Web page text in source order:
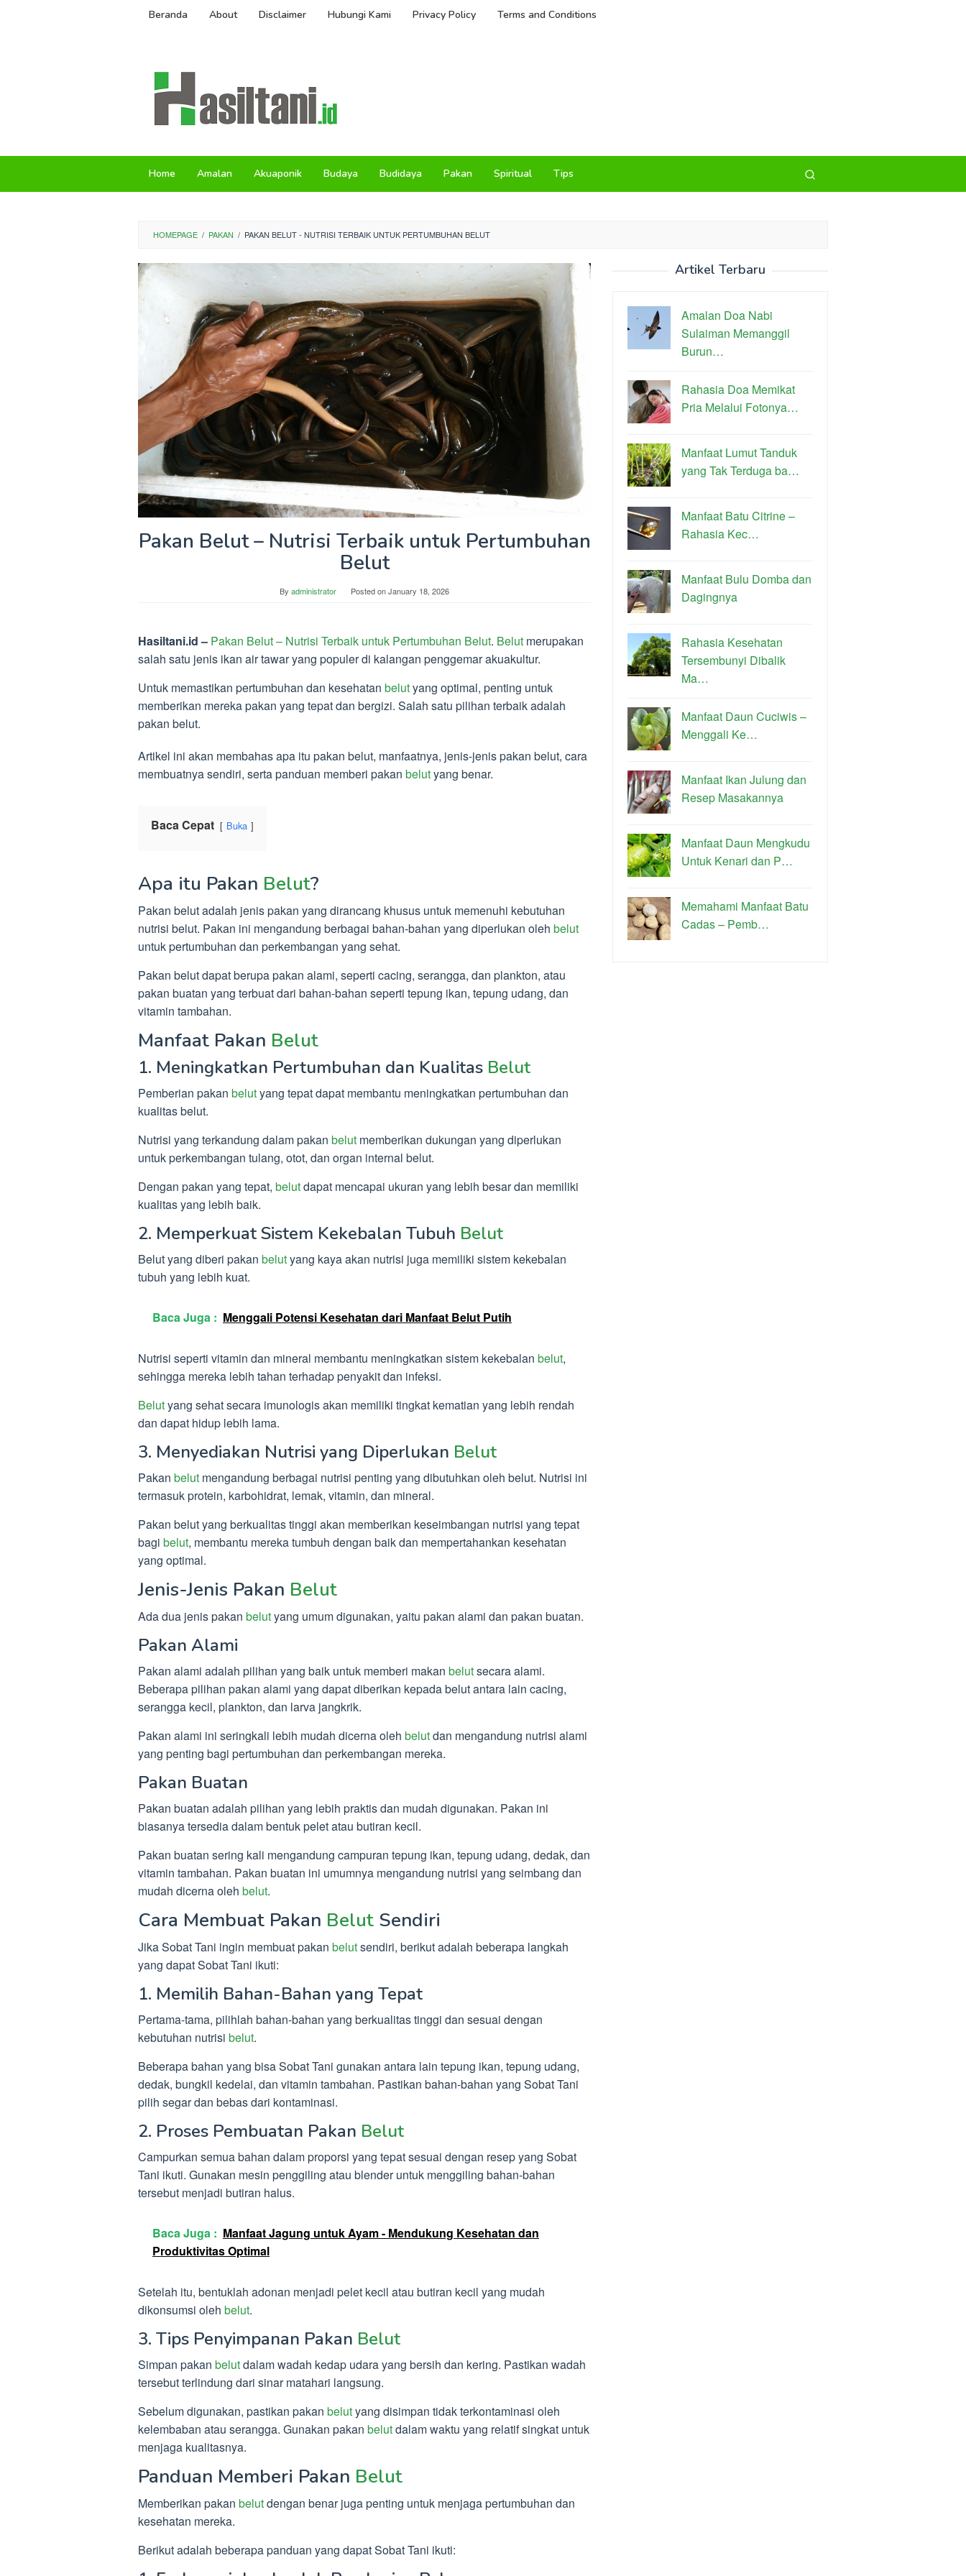
Beranda About Disclaimer Hubungi Kami Privacy Policy Terms and Conditions
Home Amalan Akuaponik Budaya Budidaya Pakan Spiritual Tips
HOMEPAGE / PAKAN / PAKAN BELUT - NUTRISI TERBAIK UNTUK PERTUMBUHAN BELUT
Pakan Belut – Nutrisi Terbaik untuk Pertumbuhan
Belut
By administrator Posted onJanuary 18, 2026
Hasiltani.id – Pakan Belut – Nutrisi Terbaik untuk Pertumbuhan Belut. Belut merupakan
salah satu jenis ikan air tawar yang populer di kalangan penggemar akuakultur.
Untuk memastikan pertumbuhan dan kesehatan belutyang optimal, penting untuk
memberikan mereka pakan yang tepat dan bergizi. Salah satu pilihan terbaik adalah
pakan belut.
Artikel ini akan membahas apa itu pakan belut, manfaatnya, jenis-jenis pakan belut, cara
membuatnya sendiri, serta panduan memberi pakan belutyang benar.
Baca Cepat Buka
Apa itu Pakan Belut?
Pakan belut adalah jenis pakan yang dirancang khusus untuk memenuhi kebutuhan
nutrisi belut. Pakan ini mengandung berbagai bahan-bahan yang diperlukan oleh belut
untuk pertumbuhan dan perkembangan yang sehat.
Pakan belut dapat berupa pakan alami, seperti cacing, serangga, dan plankton, atau
pakan buatan yang terbuat dari bahan-bahan seperti tepung ikan, tepung udang, dan
vitamin tambahan.
Manfaat Pakan Belut
1. Meningkatkan Pertumbuhan dan Kualitas Belut
Pemberian pakan belutyang tepat dapat membantu meningkatkan pertumbuhan dan
kualitas belut.
Nutrisi yang terkandung dalam pakan belut memberikan dukungan yang diperlukan
untuk perkembangan tulang, otot, dan organ internal belut.
Dengan pakan yang tepat, belutdapat mencapai ukuran yang lebih besar dan memiliki
kualitas yang lebih baik.
2. Memperkuat Sistem Kekebalan Tubuh Belut
Belut yang diberi pakan belutyang kaya akan nutrisi juga memiliki sistem kekebalan
tubuh yang lebih kuat.
Baca Juga : Menggali Potensi Kesehatan dari Manfaat Belut Putih
Nutrisi seperti vitamin dan mineral membantu meningkatkan sistem kekebalan belut,
sehingga mereka lebih tahan terhadap penyakit dan infeksi.
Belutyang sehat secara imunologis akan memiliki tingkat kematian yang lebih rendah
dan dapat hidup lebih lama.
3. Menyediakan Nutrisi yang Diperlukan Belut
Pakan belut mengandung berbagai nutrisi penting yang dibutuhkan oleh belut. Nutrisi ini
termasuk protein, karbohidrat, lemak, vitamin, dan mineral.
Pakan belut yang berkualitas tinggi akan memberikan keseimbangan nutrisi yang tepat
bagi belut, membantu mereka tumbuh dengan baik dan mempertahankan kesehatan
yang optimal.
Jenis-Jenis Pakan Belut
Ada dua jenis pakan belutyang umum digunakan, yaitu pakan alami dan pakan buatan.
Pakan Alami
Pakan alami adalah pilihan yang baik untuk memberi makan belutsecara alami.
Beberapa pilihan pakan alami yang dapat diberikan kepada belut antara lain cacing,
serangga kecil, plankton, dan larva jangkrik.
Pakan alami ini seringkali lebih mudah dicerna oleh belutdan mengandung nutrisi alami
yang penting bagi pertumbuhan dan perkembangan mereka.
Pakan Buatan
Pakan buatan adalah pilihan yang lebih praktis dan mudah digunakan. Pakan ini
biasanya tersedia dalam bentuk pelet atau butiran kecil.
Pakan buatan sering kali mengandung campuran tepung ikan, tepung udang, dedak, dan
vitamin tambahan. Pakan buatan ini umumnya mengandung nutrisi yang seimbang dan
mudah dicerna oleh belut.
Cara Membuat Pakan Belut Sendiri
Jika Sobat Tani ingin membuat pakan belutsendiri, berikut adalah beberapa langkah
yang dapat Sobat Tani ikuti:
1. Memilih Bahan-Bahan yang Tepat
Pertama-tama, pilihlah bahan-bahan yang berkualitas tinggi dan sesuai dengan
kebutuhan nutrisi belut.
Beberapa bahan yang bisa Sobat Tani gunakan antara lain tepung ikan, tepung udang,
dedak, bungkil kedelai, dan vitamin tambahan. Pastikan bahan-bahan yang Sobat Tani
pilih segar dan bebas dari kontaminasi.
2. Proses Pembuatan Pakan Belut
Campurkan semua bahan dalam proporsi yang tepat sesuai dengan resep yang Sobat
Tani ikuti. Gunakan mesin penggiling atau blender untuk menggiling bahan-bahan
tersebut menjadi butiran halus.
Baca Juga : Manfaat Jagung untuk Ayam - Mendukung Kesehatan dan
Produktivitas Optimal
Setelah itu, bentuklah adonan menjadi pelet kecil atau butiran kecil yang mudah
dikonsumsi oleh belut.
3. Tips Penyimpanan Pakan Belut
Simpan pakan belutdalam wadah kedap udara yang bersih dan kering. Pastikan wadah
tersebut terlindung dari sinar matahari langsung.
Sebelum digunakan, pastikan pakan belutyang disimpan tidak terkontaminasi oleh
kelembaban atau serangga. Gunakan pakan belutdalam waktu yang relatif singkat untuk
menjaga kualitasnya.
Panduan Memberi Pakan Belut
Memberikan pakan belutdengan benar juga penting untuk menjaga pertumbuhan dan
kesehatan mereka.
Berikut adalah beberapa panduan yang dapat Sobat Tani ikuti:
Artikel Terbaru
Amalan Doa Nabi
Sulaiman Memanggil
Burun…
Rahasia Doa Memikat
Pria Melalui Fotonya…
Manfaat Lumut Tanduk
yang Tak Terduga ba…
Manfaat Batu Citrine –
Rahasia Kec…
Manfaat Bulu Domba dan
Dagingnya
Rahasia Kesehatan
Tersembunyi Dibalik
Ma…
Manfaat Daun Cuciwis –
Menggali Ke…
Manfaat Ikan Julung dan
Resep Masakannya
Manfaat Daun Mengkudu
Untuk Kenari dan P…
Memahami Manfaat Batu
Cadas – Pemb…